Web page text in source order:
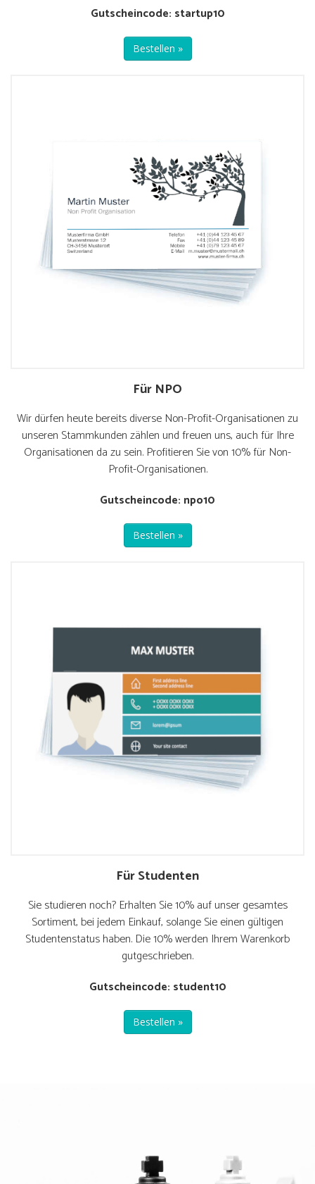
Gutscheincode: startup10
Bestellen »
Für NPO
Wir dürfen heute bereits diverse Non-Profit-Organisationen zu
unseren Stammkunden zählen und freuen uns, auch für Ihre
Organisationen da zu sein. Profitieren Sie von 10% für Non-
Profit-Organisationen.
Gutscheincode: npo10
Bestellen »
Für Studenten
Sie studieren noch? Erhalten Sie 10% auf unser gesamtes
Sortiment, bei jedem Einkauf, solange Sie einen gültigen
Studentenstatus haben. Die 10% werden Ihrem Warenkorb
gutgeschrieben.
Gutscheincode: student10
Bestellen »